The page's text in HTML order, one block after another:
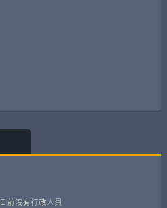
目前沒有行政人員